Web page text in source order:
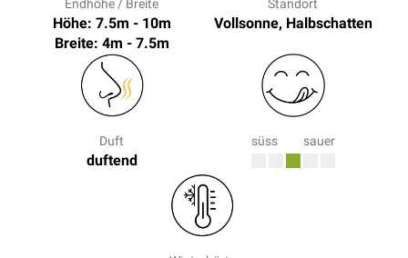
Endhöhe / Breite
Höhe: 7.5m - 10m
Breite: 4m - 7.5m
Standort
Vollsonne, Halbschatten
Duft
duftend
süss sauer